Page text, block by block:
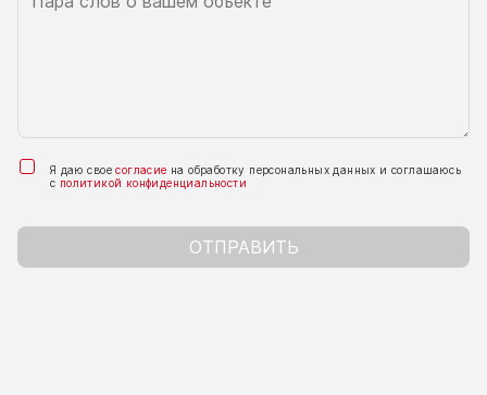
Я даю своесогласие на обработку персональных данных и соглашаюсь
с политикой конфиденциальности
ОТПРАВИТЬ